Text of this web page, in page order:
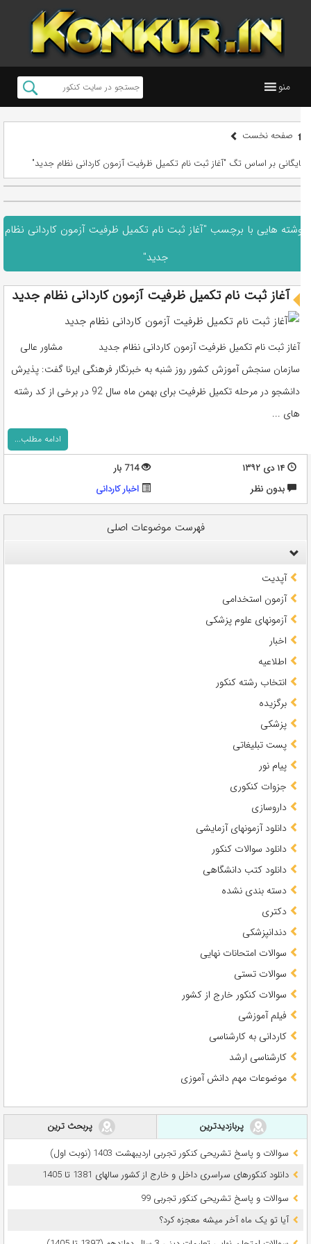
منو
صفحه نخست
بایگانی بر اساس تگ "آغاز ثبت نام تکمیل ظرفیت آزمون کاردانی نظام جدید"
نوشته هایی با برچسب "آغاز ثبت نام تکمیل ظرفیت آزمون کاردانی نظام
جدید"
آغاز ثبت نام تکمیل ظرفیت آزمون کاردانی نظام جدید
آغاز ثبت نام تکمیل ظرفیت آزمون کاردانی نظام جدید مشاور عالی
سازمان سنجش آموزش کشور روز شنبه به خبرنگار فرهنگی ایرنا گفت: پذیرش
دانشجو در مرحله تکمیل ظرفیت برای بهمن ماه سال 92 در برخی از کد رشته
های ...
ادامه مطلب...
۱۴ دی ۱۳۹۲
714 بار
بدون نظر
اخبار کاردانی
فهرست موضوعات اصلی
آپدیت
آزمون استخدامی
آزمونهای علوم پزشکی
اخبار
اطلاعیه
انتخاب رشته کنکور
برگزیده
پزشکی
پست تبلیغاتی
پیام نور
جزوات کنکوری
داروسازی
دانلود آزمونهای آزمایشی
دانلود سوالات کنکور
دانلود کتب دانشگاهی
دسته بندی نشده
دکتری
دندانپزشکی
سوالات امتحانات نهایی
سوالات تستی
سوالات کنکور خارج از کشور
فیلم آموزشی
کاردانی به کارشناسی
کارشناسی ارشد
موضوعات مهم دانش آموزی
پربازدیدترین
پربحث ترین
سوالات و پاسخ تشریحی کنکور تجربی اردیبهشت 1403 (نوبت اول)
دانلود کنکورهای سراسری داخل و خارج از کشور سالهای 1381 تا 1405
سوالات و پاسخ تشریحی کنکور تجربی 99
آیا تو یک ماه آخر میشه معجزه کرد؟